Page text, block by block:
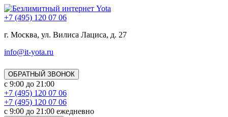
+7 (495) 120 07 06
г. Москва, ул. Вилиса Лациса, д. 27
info@it-yota.ru
ОБРАТНЫЙ ЗВОНОК
с 9:00 до 21:00
+7 (495) 120 07 06
+7 (495) 120 07 06
с 9:00 до 21:00 ежедневно